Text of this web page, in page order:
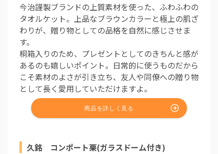
今治謹製ブランドの上質素材を使った、ふわふわの
タオルケット。上品なブラウンカラーと極上の肌ざ
わりが、贈り物としての品格を自然に感じさせま
す。
桐箱入りのため、プレゼントとしてのきちんと感が
あるのも嬉しいポイント。日常的に使うものだから
こそ素材のよさが引き立ち、友人や同僚への贈り物
として長く愛用していただけますよ。
久銘 コンポート栗(ガラスドーム付き)